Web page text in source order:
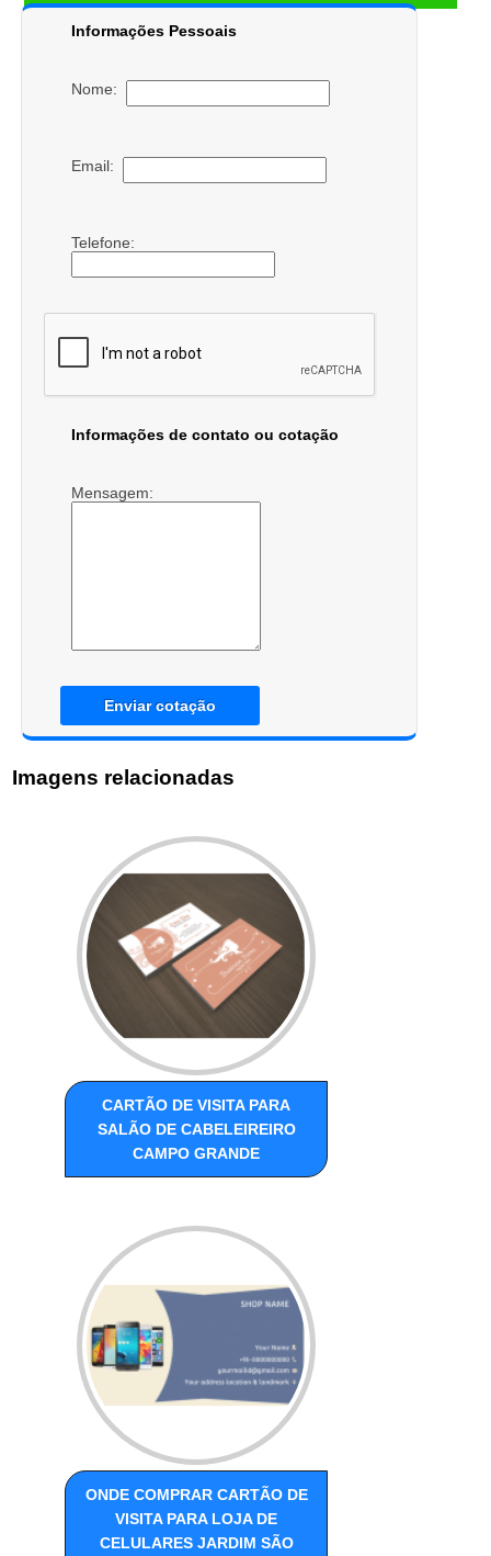
Informações Pessoais
Nome:
Email:
Telefone:
Informações de contato ou cotação
Mensagem:
Enviar cotação
Imagens relacionadas
CARTÃO DE VISITA PARA
SALÃO DE CABELEIREIRO
CAMPO GRANDE
ONDE COMPRAR CARTÃO DE
VISITA PARA LOJA DE
CELULARES JARDIM SÃO